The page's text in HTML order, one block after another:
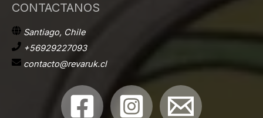
CONTACTANOS
Santiago, Chile
+56929227093
contacto@revaruk.cl